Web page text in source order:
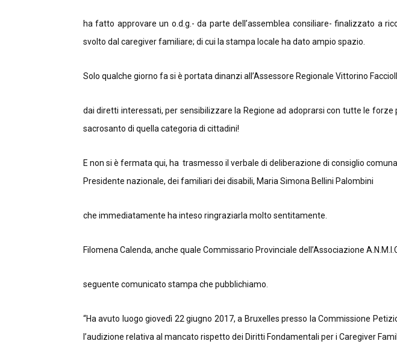
ha fatto approvare un o.d.g.- da parte dell’assemblea consiliare- finalizzato a
svolto dal caregiver familiare; di cui la stampa locale ha dato ampio spazio.
Solo qualche giorno fa si è portata dinanzi all’Assessore Regionale Vittorino
dai diretti interessati, per sensibilizzare la Regione ad adoprarsi con tutte le forze
sacrosanto di quella categoria di cittadini!
E non si è fermata qui, ha trasmesso il verbale di deliberazione di consiglio
Presidente nazionale, dei familiari dei disabili, Maria Simona Bellini Palombini
che immediatamente ha inteso ringraziarla molto sentitamente.
Filomena Calenda, anche quale Commissario Provinciale dell’Associazione
seguente comunicato stampa che pubblichiamo.
“Ha avuto luogo giovedì 22 giugno 2017, a Bruxelles presso la Commissione
l’audizione relativa al mancato rispetto dei Diritti Fondamentali per i Caregiver